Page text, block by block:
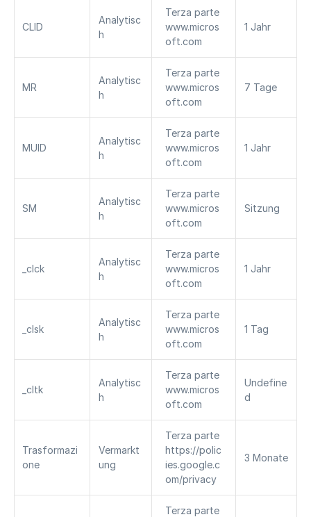
CLID
Analytisc
h
Terza parte
www.micros
oft.com
1 Jahr
MR
Analytisc
h
Terza parte
www.micros
oft.com
7 Tage
MUID
Analytisc
h
Terza parte
www.micros
oft.com
1 Jahr
SM
Analytisc
h
Terza parte
www.micros
oft.com
Sitzung
_clck
Analytisc
h
Terza parte
www.micros
oft.com
1 Jahr
_clsk
Analytisc
h
Terza parte
www.micros
oft.com
1 Tag
_cltk
Analytisc
h
Terza parte
www.micros
oft.com
Undefine
d
Trasformazi
one
Vermarkt
ung
Terza parte
https://polic
ies.google.c
om/privacy
3 Monate
Terza parte